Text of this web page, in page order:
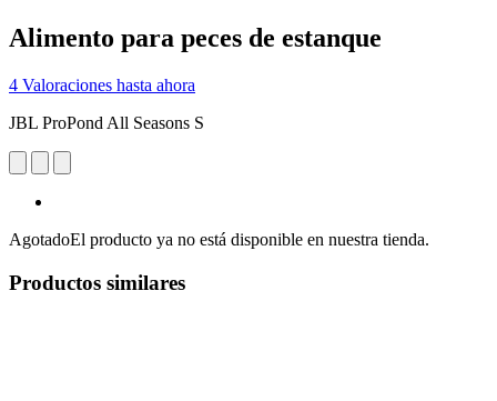
Alimento para peces de estanque
4 Valoraciones hasta ahora
JBL ProPond All Seasons S
AgotadoEl producto ya no está disponible en nuestra tienda.
Productos similares